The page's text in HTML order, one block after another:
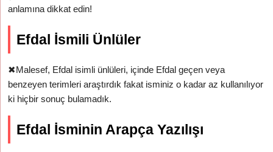
anlamına dikkat edin!
Efdal İsmili Ünlüler
✖Malesef, Efdal isimli ünlüleri, içinde Efdal geçen veya
benzeyen terimleri araştırdık fakat isminiz o kadar az kullanılıyor
ki hiçbir sonuç bulamadık.
Efdal İsminin Arapça Yazılışı